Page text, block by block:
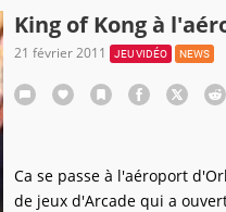
King of Kong à
21 février 2011 JEU VIDÉO NEWS
Ca se passe à l'aéroport
de jeux d'Arcade qui a